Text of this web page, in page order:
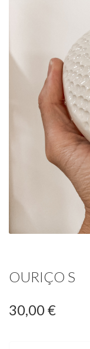
OURIÇO S
30,00 €